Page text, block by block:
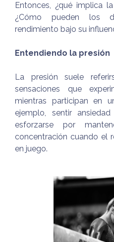
Entonces, ¿qué implica
¿Cómo pueden los
rendimiento bajo su
Entendiendo la presión
La presión suele
sensaciones que
mientras participan en
ejemplo, sentir
esforzarse por
concentración cuando el
en juego.